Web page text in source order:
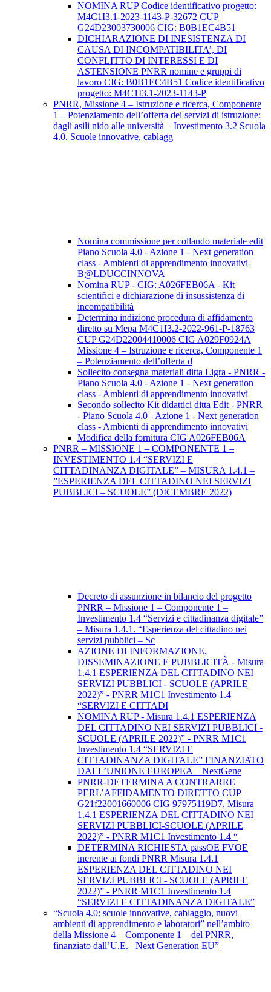
NOMINA RUP Codice identificativo progetto:
M4C1I3.1-2023-1143-P-32672 CUP
G24D23003730006 CIG: B0B1EC4B51
DICHIARAZIONE DI INESISTENZA DI
CAUSA DI INCOMPATIBILITA’, DI
CONFLITTO DI INTERESSI E DI
ASTENSIONE PNRR nomine e gruppi di
lavoro CIG: B0B1EC4B51 Codice identificativo
progetto: M4C1I3.1-2023-1143-P
PNRR, Missione 4 – Istruzione e ricerca, Componente
1 – Potenziamento dell’offerta dei servizi di istruzione:
dagli asili nido alle università – Investimento 3.2 Scuola
4.0. Scuole innovative, cablagg
Nomina commissione per collaudo materiale edit
Piano Scuola 4.0 - Azione 1 - Next generation
class - Ambienti di apprendimento innovativi-
B@LDUCCINNOVA
Nomina RUP - CIG: A026FEB06A - Kit
scientifici e dichiarazione di insussistenza di
incompatibilità
Determina indizione procedura di affidamento
diretto su Mepa M4C1I3.2-2022-961-P-18763
CUP G24D22004410006 CIG A029F0924A
Missione 4 – Istruzione e ricerca, Componente 1
– Potenziamento dell’offerta d
Sollecito consegna materiali ditta Ligra - PNRR -
Piano Scuola 4.0 - Azione 1 - Next generation
class - Ambienti di apprendimento innovativi
Secondo sollecito Kit didattici ditta Edit - PNRR
- Piano Scuola 4.0 - Azione 1 - Next generation
class - Ambienti di apprendimento innovativi
Modifica della fornitura CIG A026FEB06A
PNRR – MISSIONE 1 – COMPONENTE 1 –
INVESTIMENTO 1.4 “SERVIZI E
CITTADINANZA DIGITALE” – MISURA 1.4.1 –
”ESPERIENZA DEL CITTADINO NEI SERVIZI
PUBBLICI – SCUOLE” (DICEMBRE 2022)
Decreto di assunzione in bilancio del progetto
PNRR – Missione 1 – Componente 1 –
Investimento 1.4 “Servizi e cittadinanza digitale”
– Misura 1.4.1. “Esperienza del cittadino nei
servizi pubblici – Sc
AZIONE DI INFORMAZIONE,
DISSEMINAZIONE E PUBBLICITÀ - Misura
1.4.1 ESPERIENZA DEL CITTADINO NEI
SERVIZI PUBBLICI - SCUOLE (APRILE
2022)” - PNRR M1C1 Investimento 1.4
“SERVIZI E CITTADI
NOMINA RUP - Misura 1.4.1 ESPERIENZA
DEL CITTADINO NEI SERVIZI PUBBLICI -
SCUOLE (APRILE 2022)” - PNRR M1C1
Investimento 1.4 “SERVIZI E
CITTADINANZA DIGITALE” FINANZIATO
DALL’UNIONE EUROPEA – NextGene
PNRR-DETERMINA A CONTRARRE
PERL’AFFIDAMENTO DIRETTO CUP
G21f22001660006 CIG 97975119D7, Misura
1.4.1 ESPERIENZA DEL CITTADINO NEI
SERVIZI PUBBLICI-SCUOLE (APRILE
2022)” - PNRR M1C1 Investimento 1.4 “
DETERMINA RICHIESTA passOE FVOE
inerente ai fondi PNRR Misura 1.4.1
ESPERIENZA DEL CITTADINO NEI
SERVIZI PUBBLICI - SCUOLE (APRILE
2022)” - PNRR M1C1 Investimento 1.4
“SERVIZI E CITTADINANZA DIGITALE”
“Scuola 4.0: scuole innovative, cablaggio, nuovi
ambienti di apprendimento e laboratori” nell’ambito
della Missione 4 – Componente 1 – del PNRR,
finanziato dall’U.E.– Next Generation EU”